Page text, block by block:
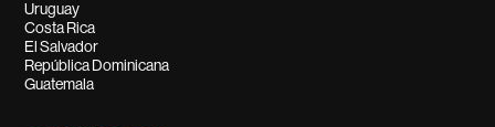
Uruguay
Costa Rica
El Salvador
República Dominicana
Guatemala